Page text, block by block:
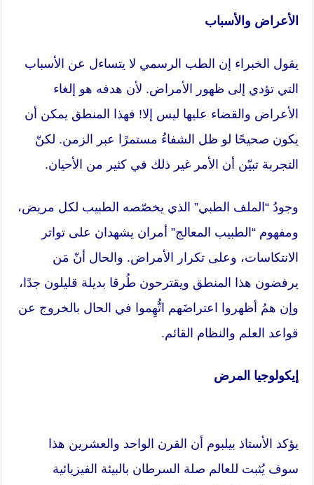
الأعراض والأسباب
يقول الخبراء إن الطب الرسمي لا يتساءل عن الأسباب
التي تؤدي إلى ظهور الأمراض. لأن هدفه هو إلغاء
الأعراض والقضاء عليها ليس إلا! فهذا المنطق يمكن أن
يكون صحيحًا لو ظل الشفاءُ مستمرًا عبر الزمن. لكنّ
التجربة تبيّن أن الأمر غير ذلك في كثير من الأحيان.
وجودُ “الملف الطبي” الذي يخصّصه الطبيب لكل مريض،
ومفهوم “الطبيب المعالج” أمران يشهدان على تواتر
الانتكاسات، وعلى تكرار الأمراض. والحال أنّ مَن
يرفضون هذا المنطق ويقترحون طُرقا بديلة قليلون جدًا،
وإن همُ أظهروا اعتراضَهم اتُّهِموا في الحال بالخروج عن
قواعد العلم والنظام القائم.
إيكولوجيا المرض
يؤكد الأستاذ بيلبوم أن القرن الواحد والعشرين هذا
سوف يُثبت للعالم صلة السرطان بالبيئة الفيزيائية